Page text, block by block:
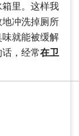
箱里。这样我
冲洗掉厕所
就能被缓解
，经常在卫